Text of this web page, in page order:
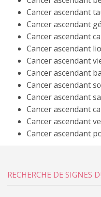
Cancer ascendant
Cancer ascendant
Cancer ascendant
Cancer ascendant
Cancer ascendant
Cancer ascendant
Cancer ascendant
Cancer ascendant
Cancer ascendant
Cancer ascendant
Cancer ascendant
RECHERCHE DE SIGNES